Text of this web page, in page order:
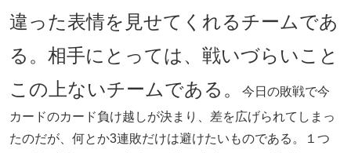
違った表情を見せてくれるチームであ
る。相手にとっては、戦いづらいこと
この上ないチームである。
今日の敗戦で今
カードのカード負け越しが決まり、差を広げられてしまっ
たのだが、何とか3連敗だけは避けたいものである。１つ